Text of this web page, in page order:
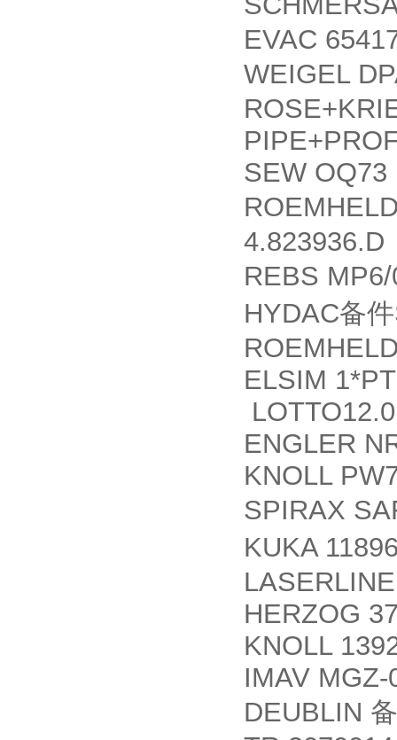
EVAC
WEIGEL
SEW OQ73
4.823936.D
REBS
HYDAC备件
ELSIM
ENGLER
KNOLL
SPIRAX
KUKA
HERZOG
KNOLL
IMAV
DEUBLIN